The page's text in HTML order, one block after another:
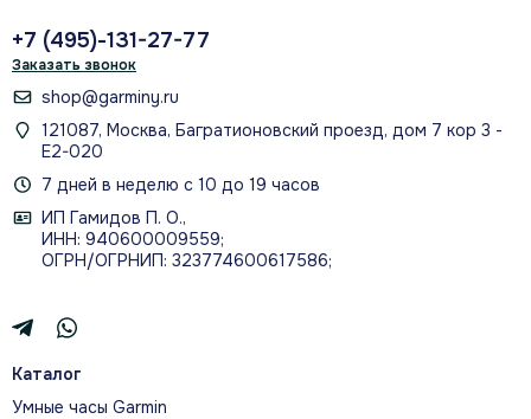
+7 (495)-131-27-77
Заказать звонок
shop@garminy.ru
121087, Москва, Багратионовский проезд, дом 7 кор 3 -
Е2-020
7 дней в неделю с 10 до 19 часов
ИП Гамидов П. О.,
ИНН: 940600009559;
ОГРН/ОГРНИП: 323774600617586;
Каталог
Умные часы Garmin